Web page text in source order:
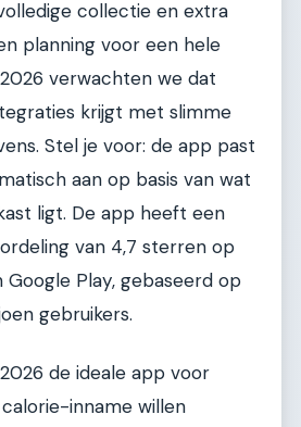
collectie en extra
planning voor een hele
verwachten we dat
krijgt met slimme
Stel je voor: de app past
aan op basis van wat
ligt. De app heeft een
van 4,7 sterren op
Play, gebaseerd op
gebruikers.
de ideale app voor
inname willen